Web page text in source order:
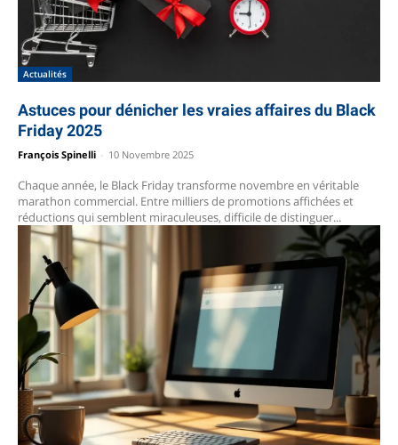
Actualités
Astuces pour dénicher les vraies affaires du Black
Friday 2025
François Spinelli 10 Novembre 2025
Chaque année, le Black Friday transforme novembre en véritable
marathon commercial. Entre milliers de promotions affichées et
réductions qui semblent miraculeuses, difficile de distinguer...